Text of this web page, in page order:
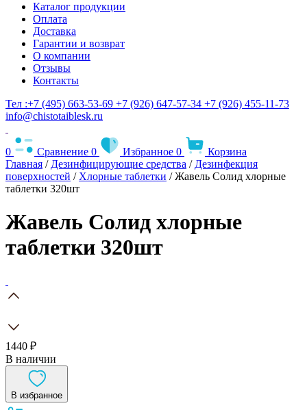
Каталог продукции
Оплата
Доставка
Гарантии и возврат
О компании
Отзывы
Контакты
Тел :+7 (495) 663-53-69 +7 (926) 647-57-34 +7 (926) 455-11-73
info@chistotaiblesk.ru
0 Сравнение 0 Избранное 0
Корзина
Главная / Дезинфицирующие средства / Дезинфекция
поверхностей / Хлорные таблетки / Жавель Солид хлорные
таблетки 320шт
Жавель Солид хлорные
таблетки 320шт
1440 ₽
В наличии
В избранное